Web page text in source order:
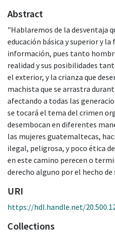
Abstract
"Hablaremos de la desventaja
educación básica y superior y la
información, pues tanto
realidad y sus posibilidades
el exterior, y la crianza que
machista que se arrastra
afectando a todas las
se tocará el tema del crimen
desembocan en diferentes
las mujeres guatemaltecas,
ilegal, peligrosa, y poco ética
en este camino perecen o
derecho alguno por el hecho de
URI
https://hdl.handle.net/
Collections